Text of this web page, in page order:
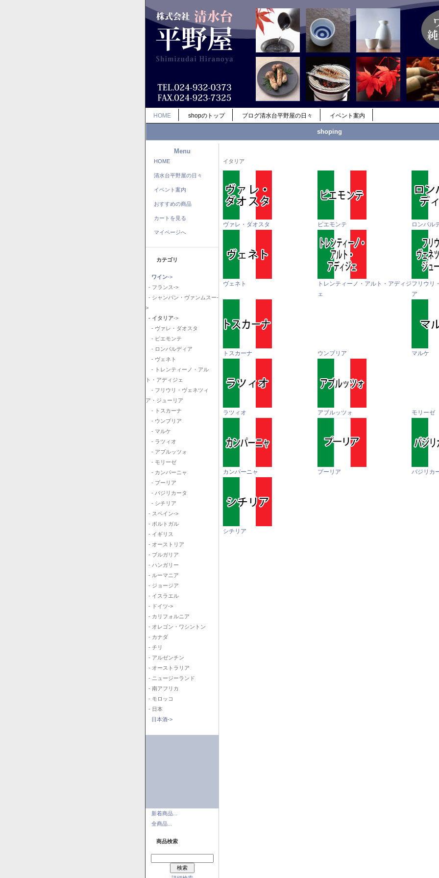
HOME shopのトップ ブログ清水台平野屋の日々 イベント案内
shoping
Menu
HOME
清水台平野屋の日々
イベント案内
おすすめの商品
カートを見る
マイページへ
カテゴリ
ワイン->
- フランス->
- シャンパン・ヴァンムスー-
>
- イタリア->
- ヴァレ・ダオスタ
- ピエモンテ
- ロンバルディア
- ヴェネト
- トレンティーノ・アル
ト・アディジェ
- フリウリ・ヴェネツィ
ア・ジューリア
- トスカーナ
- ウンブリア
- マルケ
- ラツィオ
- アブルッツォ
- モリーゼ
- カンパーニャ
- プーリア
- バジリカータ
- シチリア
- スペイン->
- ポルトガル
- イギリス
- オーストリア
- ブルガリア
- ハンガリー
- ルーマニア
- ジョージア
- イスラエル
- ドイツ->
- カリフォルニア
- オレゴン・ワシントン
- カナダ
- チリ
- アルゼンチン
- オーストラリア
- ニュージーランド
- 南アフリカ
- モロッコ
- 日本
日本酒->
新着商品...
全商品...
商品検索
イタリア
ヴァレ・ダオスタ ピエモンテ ロンバル
ヴェネト
トレンティーノ・アルト・アディジ
ェ
フリウリ
ア
トスカーナ ウンブリア マルケ
ラツィオ アブルッツォ モリーゼ
カンパーニャ プーリア バジリカ
シチリア